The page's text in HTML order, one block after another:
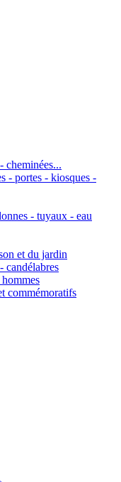
cheminées...
- portes - kiosques -
- tuyaux - eau
et du jardin
candélabres
commémoratifs